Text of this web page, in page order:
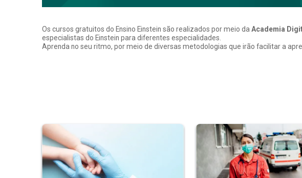
Os cursos gratuitos do Ensino Einstein são realizados por meio daAcademia
especialistas do Einstein para diferentes especialidades.
Aprenda no seu ritmo, por meio de diversas metodologias que irão facilitar a